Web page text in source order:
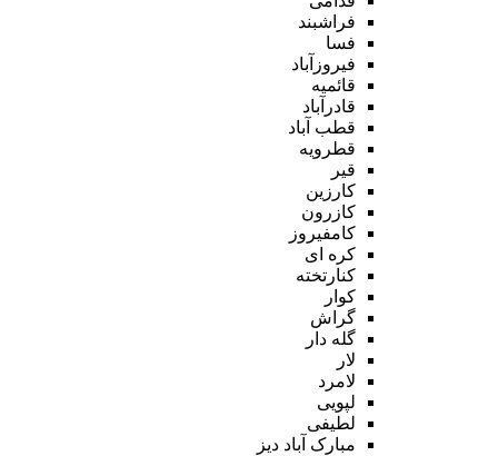
فراشبند
فسا
فیروزآباد
قائمیه
قادرآباد
قطب آباد
قطرویه
قیر
کارزین
کازرون
کامفیروز
کره ای
کنارتخته
کوار
گراش
گله دار
لار
لامرد
لپویی
لطیفی
مبارک آباد دیز